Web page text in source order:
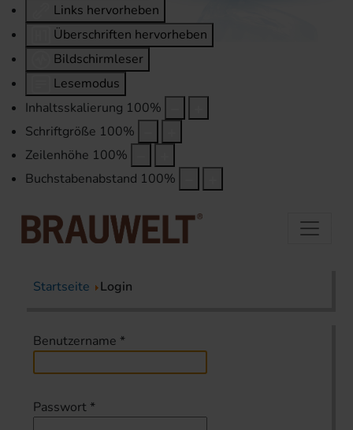
Links hervorheben
Überschriften hervorheben
Bildschirmleser
Lesemodus
Inhaltsskalierung 100%
Schriftgröße 100%
Zeilenhöhe 100%
Buchstabenabstand 100%
Startseite Login
Benutzername *
Passwort *